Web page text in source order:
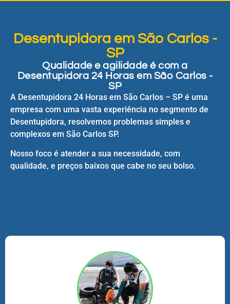
Desentupidora em São Carlos -
SP
Qualidade e agilidade é com a
Desentupidora 24 Horas em São Carlos -
SP
A Desentupidora 24 Horas em São Carlos – SP é uma
empresa com uma vasta experiência no segmento de
Desentupidora, resolvemos problemas simples e
complexos em São Carlos SP.
Nosso foco é atender a sua necessidade, com
qualidade, e preços baixos que cabe no seu bolso.